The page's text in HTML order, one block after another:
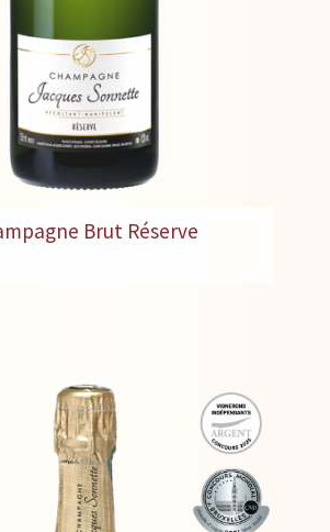
Brut Réserve